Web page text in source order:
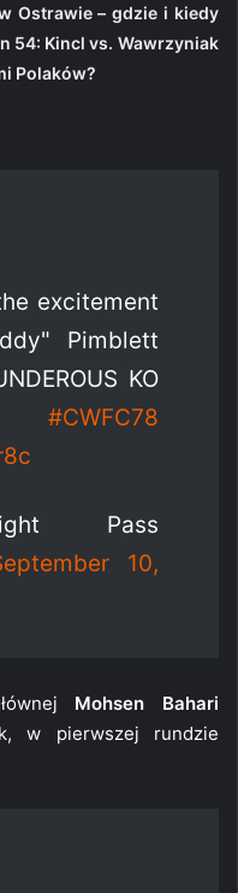
Ostrawie – gdzie i kiedy
54: Kincl vs. Wawrzyniak
Polaków?
excitement
Pimblett
KO
#CWFC78
Pass
10,
Mohsen Bahari
w pierwszej rundzie